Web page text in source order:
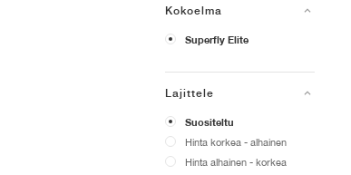
Kokoelma
Superfly Elite
Lajittele
Suositeltu
Hinta korkea - alhainen
Hinta alhainen - korkea